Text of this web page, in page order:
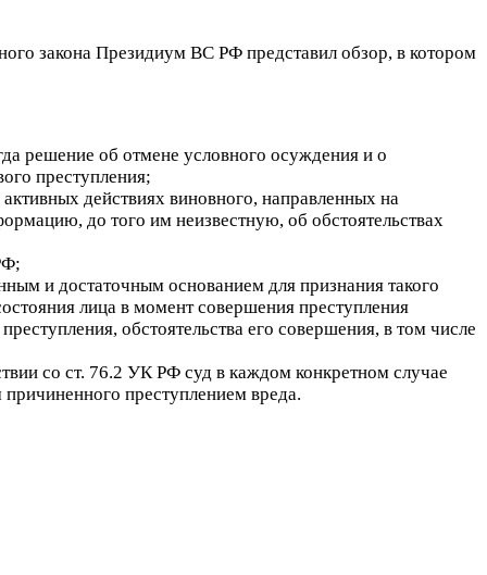
закона Президиум ВС РФ представил обзор, в котором
решение об отмене условного осуждения и о
преступления;
действиях виновного, направленных на
до того им неизвестную, об обстоятельствах
и достаточным основанием для признания такого
лица в момент совершения преступления
обстоятельства его совершения, в том числе
со ст. 76.2 УК РФ суд в каждом конкретном случае
преступлением вреда.